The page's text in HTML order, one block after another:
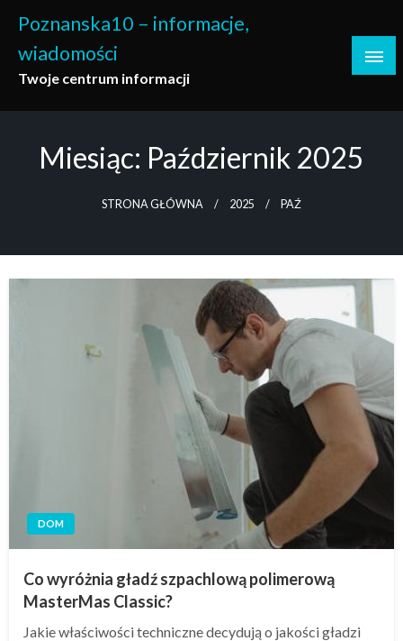
content
Poznanska10 – informacje,
wiadomości
Twoje centrum informacji
Miesiąc: Październik 2025
STRONA GŁÓWNA 2025 PAŹ
DOM
Co wyróżnia gładź szpachlową polimerową
MasterMas Classic?
Jakie właściwości techniczne decydują o jakości gładzi